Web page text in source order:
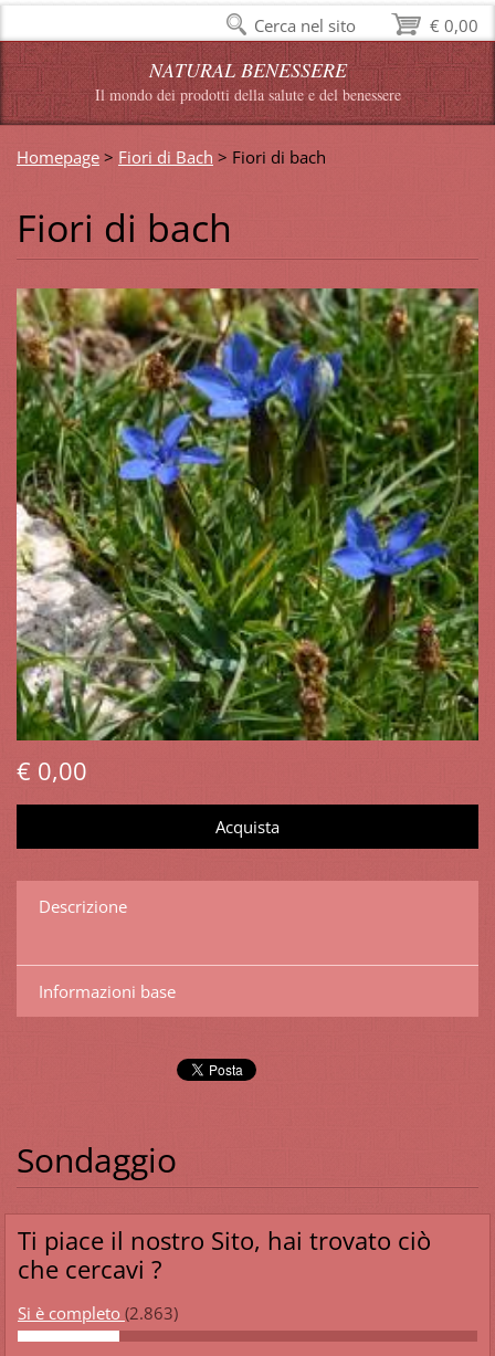
NATURAL BENESSERE
Il mondo dei prodotti della salute e del benessere
Homepage > Fiori di Bach > Fiori di bach
Fiori di bach
€ 0,00
Descrizione
Informazioni base
Sondaggio
Ti piace il nostro Sito, hai trovato ciò
che cercavi ?
Si è completo (2.863)
€ 0,00
Cerca nel sito